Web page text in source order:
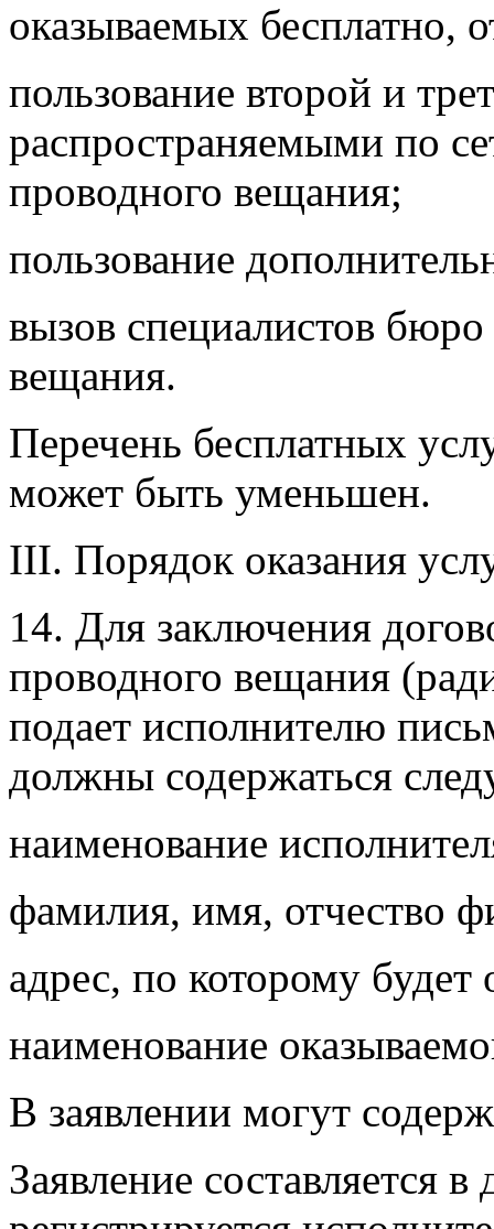
оказываемых бесплатно,
пользование второй и
распространяемыми по
проводного вещания;
пользование
вызов специалистов
вещания.
Перечень бесплатных
может быть уменьшен.
III. Порядок оказания
14. Для заключения
проводного вещания
подает исполнителю
должны содержаться
наименование
фамилия, имя, отчество
адрес, по которому будет
наименование
В заявлении могут
Заявление составляется